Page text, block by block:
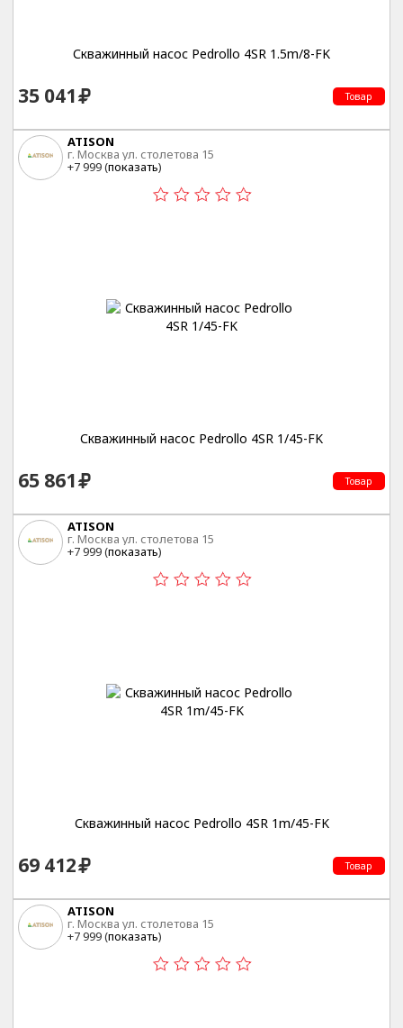
Скважинный насос Pedrollo 4SR 1.5m/8-FK
35 041 Товар
ATISON
г. Москва ул. столетова 15
+7 999 (показать)
Скважинный насос Pedrollo 4SR 1/45-FK
65 861 Товар
ATISON
г. Москва ул. столетова 15
+7 999 (показать)
Скважинный насос Pedrollo 4SR 1m/45-FK
69 412 Товар
ATISON
г. Москва ул. столетова 15
+7 999 (показать)